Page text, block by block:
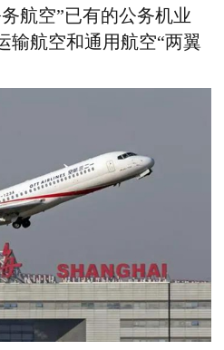
航空”已有的公务机业
输航空和通用航空“两翼